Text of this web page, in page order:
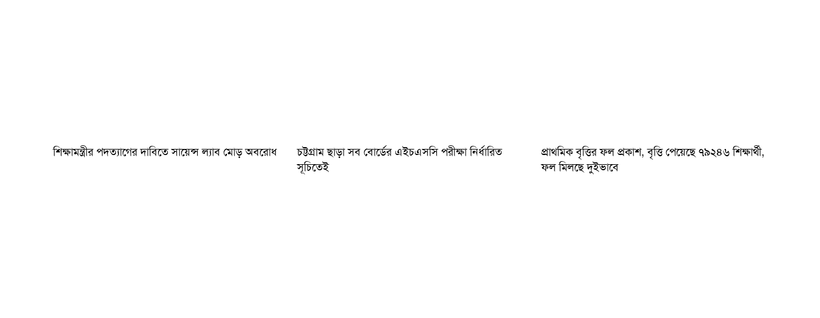
শিক্ষামন্ত্রীর পদত্যাগের দাবিতে সায়েন্স ল্যাব মোড় অবরোধ
চট্টগ্রাম ছাড়া সব বোর্ডের এইচএসসি পরীক্ষা নির্ধারিত
সূচিতেই
প্রাথমিক বৃত্তির ফল প্রকাশ, বৃত্তি পেয়েছে ৭৯২৪৬ শিক্ষার্থী,
ফল মিলছে দুইভাবে